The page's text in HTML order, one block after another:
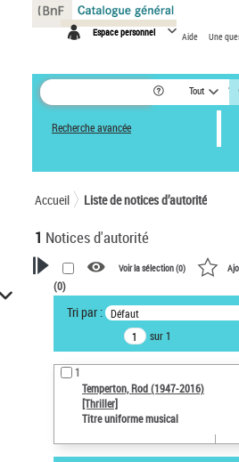
Espace personnel Aide Une
Tout
Recherche avancée
Accueil Liste de notices d’autorité
1 Notices d'autorité
VOTRE RECHERCHE
Recherche avancée dans les
notices d’autorité
Œuvres liées à l'auteur :
Temperton, Rod (1947-2016)
Auteur d’œuvre
Voir la sélection (0)
(0)
Tri par : Défaut
sur 1
1
Temperton, Rod (1947-2016)
[Thriller]
Titre uniforme musical
Panneau de gestion des cookies